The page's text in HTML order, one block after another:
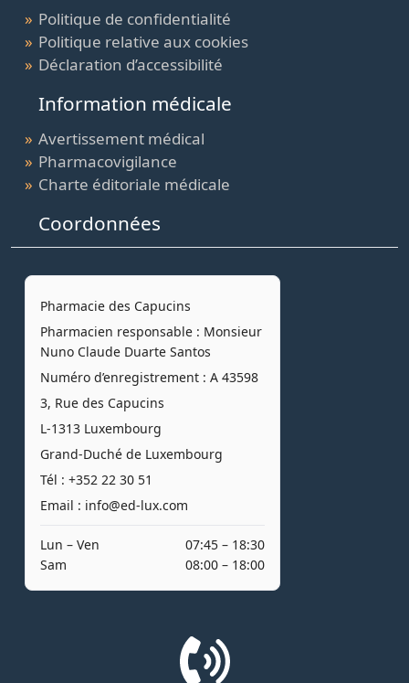
Politique de confidentialité
Politique relative aux cookies
Déclaration d’accessibilité
Information médicale
Avertissement médical
Pharmacovigilance
Charte éditoriale médicale
Coordonnées
Pharmacie des Capucins
Pharmacien responsable : Monsieur
Nuno Claude Duarte Santos
Numéro d’enregistrement : A 43598
3, Rue des Capucins
L-1313 Luxembourg
Grand-Duché de Luxembourg
Tél : +352 22 30 51
Email : info@ed-lux.com
Lun – Ven
07:45 – 18:30
Sam
08:00 – 18:00